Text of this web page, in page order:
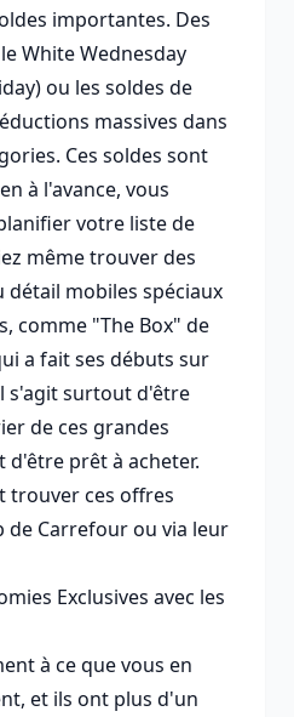
importantes. Des
White Wednesday
ou les soldes de
massives dans
Ces soldes sont
à l'avance, vous
votre liste de
même trouver des
détail mobiles spéciaux
comme "The Box" de
a fait ses débuts sur
s'agit surtout d'être
de ces grandes
d'être prêt à acheter.
trouver ces offres
de Carrefourou via leur
Exclusives avec les
à ce que vous en
et ils ont plus d'un